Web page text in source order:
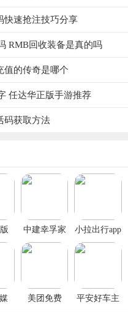
快速抢注技巧分享
RMB回收装备是真的吗
值的传奇是哪个
任达华正版手游推荐
码获取方法
中建幸孚家
公寓app苹果
小拉出行app
苹果版
美团免费
平安好车主